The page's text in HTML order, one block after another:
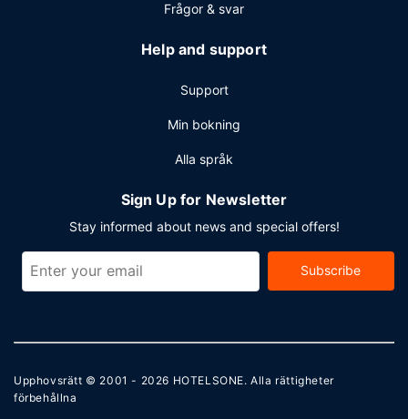
Frågor & svar
Help and support
Support
Min bokning
Alla språk
Sign Up for Newsletter
Stay informed about news and special offers!
Subscribe
Upphovsrätt © 2001 - 2026 HOTELSONE. Alla rättigheter
förbehållna